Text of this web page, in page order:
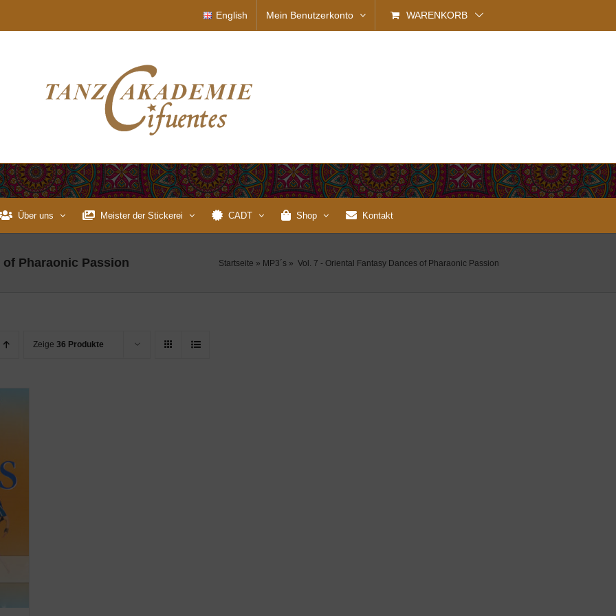
English Mein Benutzerkonto WARENKORB
Über uns Meister der Stickerei CADT Shop Kontakt
Pharaonic Passion Startseite » MP3´s » Vol. 7 - Oriental Fantasy Dances of Pharaonic Passion
Zeige 36 Produkte